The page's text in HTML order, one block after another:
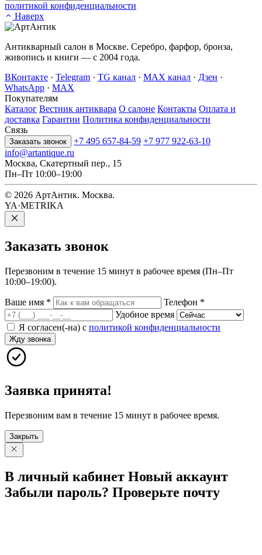
политикой конфиденциальности
Наверх
Антикварный салон в Москве. Серебро, фарфор, бронза,
живопись и книги — с 2004 года.
ВКонтакте · Telegram · TG канал · MAX канал · Дзен ·
WhatsApp · MAX
Покупателям
Каталог Вестник антиквара О салоне Контакты Оплата и
доставка Гарантии Политика конфиденциальности
Связь
Заказать звонок +7 495 657-84-59 +7 977 922-63-10
info@artantique.ru
Москва, Скатертный пер., 15
Пн–Пт 10:00–19:00
© 2026 АртАнтик. Москва.
YA·METRIKA
Заказать звонок
Перезвоним в течение 15 минут в рабочее время (Пн–Пт
10:00–19:00).
Ваше имя * Телефон *
Удобное время
Я согласен(-на) с политикой конфиденциальности
Жду звонка
Заявка принята!
Перезвоним вам в течение 15 минут в рабочее время.
Закрыть
В личный кабинет Новый аккаунт
Забыли пароль? Проверьте почту